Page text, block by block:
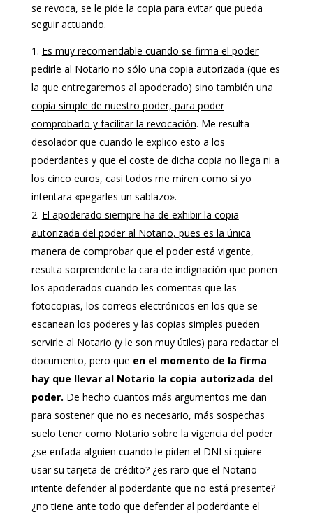
se revoca, se le pide la copia para evitar que pueda
seguir actuando.
Es muy recomendable cuando se firma el poder
pedirle al Notario no sólo una copia autorizada (que es
la que entregaremos al apoderado) sino también una
copia simple de nuestro poder, para poder
comprobarlo y facilitar la revocación. Me resulta
desolador que cuando le explico esto a los
poderdantes y que el coste de dicha copia no llega ni a
los cinco euros, casi todos me miren como si yo
intentara «pegarles un sablazo».
El apoderado siempre ha de exhibir la copia
autorizada del poder al Notario, pues es la única
manera de comprobar que el poder está vigente,
resulta sorprendente la cara de indignación que ponen
los apoderados cuando les comentas que las
fotocopias, los correos electrónicos en los que se
escanean los poderes y las copias simples pueden
servirle al Notario (y le son muy útiles) para redactar el
documento, pero que en el momento de la firma
hay que llevar al Notario la copia autorizada del
poder. De hecho cuantos más argumentos me dan
para sostener que no es necesario, más sospechas
suelo tener como Notario sobre la vigencia del poder
¿se enfada alguien cuando le piden el DNI si quiere
usar su tarjeta de crédito? ¿es raro que el Notario
intente defender al poderdante que no está presente?
¿no tiene ante todo que defender al poderdante el